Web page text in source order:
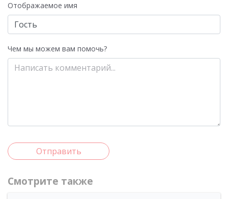
Отображаемое имя
Чем мы можем вам помочь?
Отправить
Смотрите также